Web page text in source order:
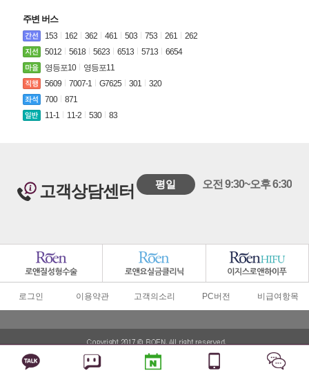
주변 버스
153 162 362 461 503 753 261
262
5012
5618 5623 6513 5713
6654
영등포10
영등포11
5609
7007-1 G7625 301
320
700
871
11-1
11-2 530 83
고객상담센터 평일 오전 9:30~오후 6:30
로그인 이용약관 고객의소리 PC버전 비급여항목